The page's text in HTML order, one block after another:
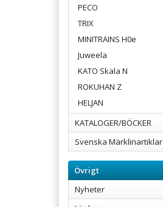
PECO
TRIX
MINITRAINS H0e
Juweela
KATO Skala N
ROKUHAN Z
HELJAN
KATALOGER/BÖCKER
Svenska Märklinartiklar
Övrigt
Nyheter